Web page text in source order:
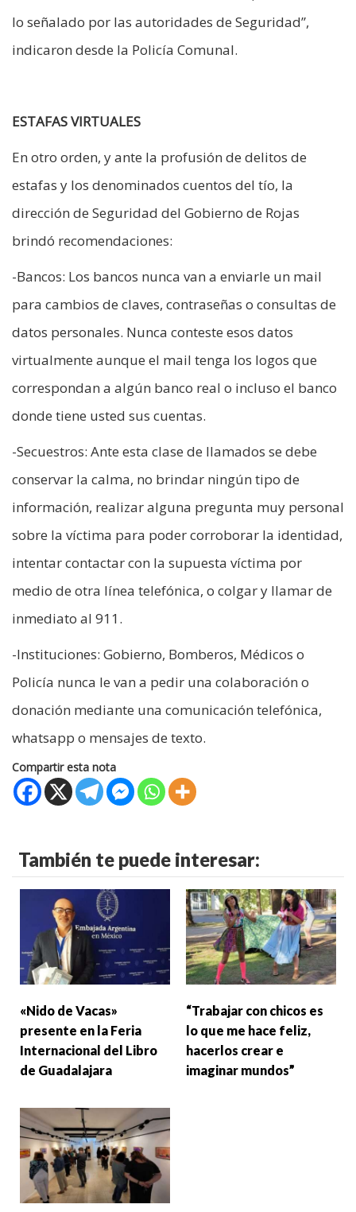
lo señalado por las autoridades de Seguridad”,
indicaron desde la Policía Comunal.
ESTAFAS VIRTUALES
En otro orden, y ante la profusión de delitos de
estafas y los denominados cuentos del tío, la
dirección de Seguridad del Gobierno de Rojas
brindó recomendaciones:
-Bancos: Los bancos nunca van a enviarle un mail
para cambios de claves, contraseñas o consultas de
datos personales. Nunca conteste esos datos
virtualmente aunque el mail tenga los logos que
correspondan a algún banco real o incluso el banco
donde tiene usted sus cuentas.
-Secuestros: Ante esta clase de llamados se debe
conservar la calma, no brindar ningún tipo de
información, realizar alguna pregunta muy personal
sobre la víctima para poder corroborar la identidad,
intentar contactar con la supuesta víctima por
medio de otra línea telefónica, o colgar y llamar de
inmediato al 911.
-Instituciones: Gobierno, Bomberos, Médicos o
Policía nunca le van a pedir una colaboración o
donación mediante una comunicación telefónica,
whatsapp o mensajes de texto.
Compartir esta nota
También te puede interesar:
«Nido de Vacas»
presente en la Feria
Internacional del Libro
de Guadalajara
“Trabajar con chicos es
lo que me hace feliz,
hacerlos crear e
imaginar mundos”